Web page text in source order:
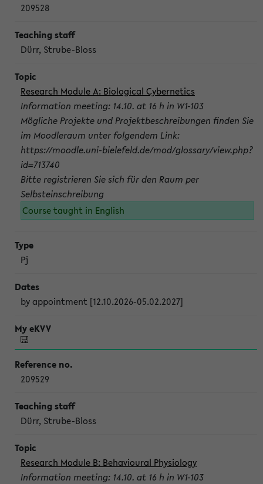
209528
Dürr, Strube-Bloss
Research Module A: Biological Cybernetics
Information meeting: 14.10. at 16 h in W1-103
Mögliche Projekte und Projektbeschreibungen finden Sie
im Moodleraum unter folgendem Link:
https://moodle.uni-bielefeld.de/mod/glossary/view.php?
id=713740
Bitte registrieren Sie sich für den Raum per
Selbsteinschreibung
Course taught in English
Pj
by appointment [12.10.2026-05.02.2027]
209529
Dürr, Strube-Bloss
Research Module B: Behavioural Physiology
Information meeting: 14.10. at 16 h in W1-103